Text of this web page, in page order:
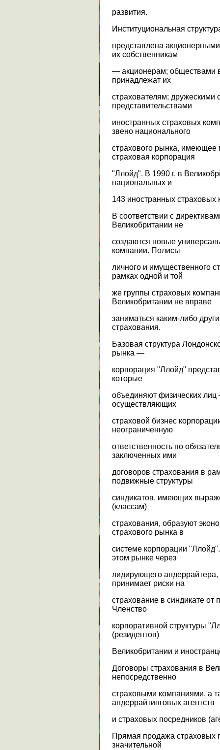
развития.
Институциональная
представлена
их собственникам
— акционерам; обществами
принадлежат их
страхователям;
представительствами
иностранных страховых
звено национального
страхового рынка,
страховая корпорация
"Ллойд". В 1990 г. в
национальных и
143 иностранных страховых
В соответствии с
Великобритании не
создаются новые
компании. Полисы
личного и имущественного
рамках одной и той
же группы страховых
Великобритании не вправе
заниматься каким-либо
страхования.
Базовая структура
рынка —
корпорация "Ллойд"
которые
объединяют физических
осуществляющих
страховой бизнес
неограниченную
ответственность по
заключенных ими
договоров страхования в
подвижные структуры
синдикатов, имеющих
(классам)
страхования, образуют
страхового рынка в
системе корпорации
этом рынке через
лидирующего
принимает риски на
страхование в синдикате
Членство
корпоративной структуры
(резидентов)
Великобритании и
Договоры страхования в
непосредственно
страховыми компаниями, а
андеррайтинговых агентств
и страховых посредников
Прямая продажа страховых
значительной